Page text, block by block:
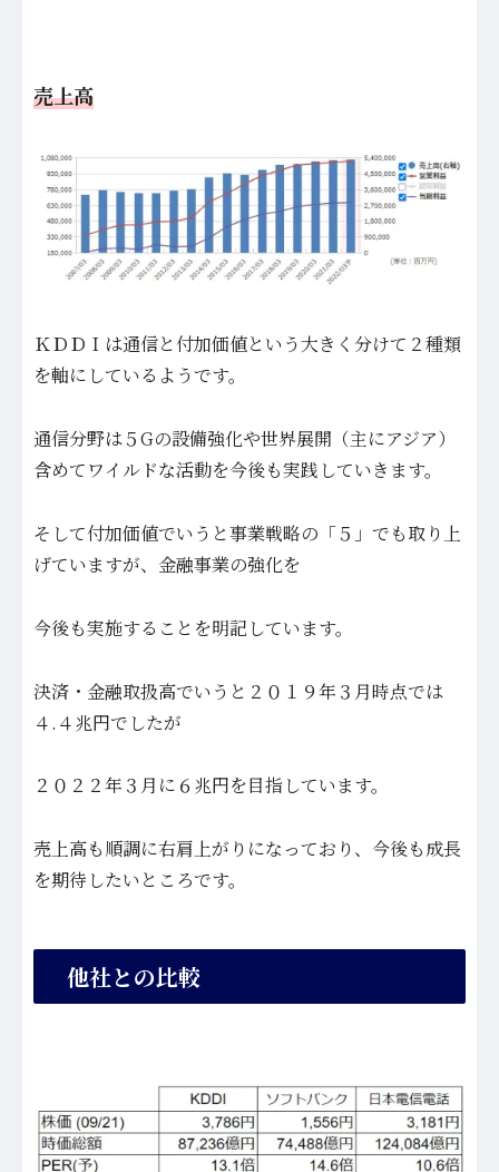
売上高
ＫＤＤＩは通信と付加価値という大きく分けて２種類
を軸にしているようです。
通信分野は５Gの設備強化や世界展開（主にアジア）
含めてワイルドな活動を今後も実践していきます。
そして付加価値でいうと事業戦略の「５」でも取り上
げていますが、金融事業の強化を
今後も実施することを明記しています。
決済・金融取扱高でいうと２０１９年３月時点では
４.４兆円でしたが
２０２２年３月に６兆円を目指しています。
売上高も順調に右肩上がりになっており、今後も成長
を期待したいところです。
他社との比較